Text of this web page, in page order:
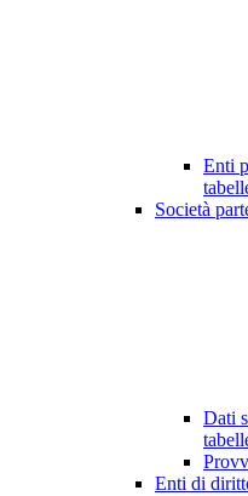
Enti
Società
Dati
Enti di